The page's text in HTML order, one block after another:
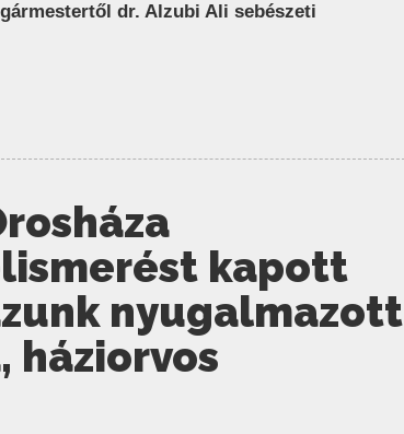
dr. Alzubi Ali sebészeti
kapott
nyugalmazott
háziorvos